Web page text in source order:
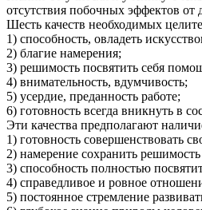
отсутствия побочных эффектов от
Шесть качеств необходимых
1) способность, овладеть
2) благие намерения;
3) решимость посвятить себя
4) внимательность, вдумчивость;
5) усердие, преданность работе;
6) готовность всегда вникнуть в
Эти качества предполагают
1) готовность совершенствовать
2) намерение сохранить
3) способность полностью
4) справедливое и ровное
5) постоянное стремление